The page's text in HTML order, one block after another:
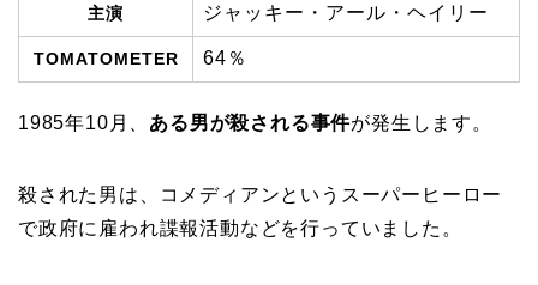
主演 ジャッキー・アール・ヘイリー
TOMATOMETER 64％
1985年10月、 ある男が殺される事件が発生します。
殺された男は、コメディアンというスーパーヒーロー
で政府に雇われ諜報活動などを行っていました。